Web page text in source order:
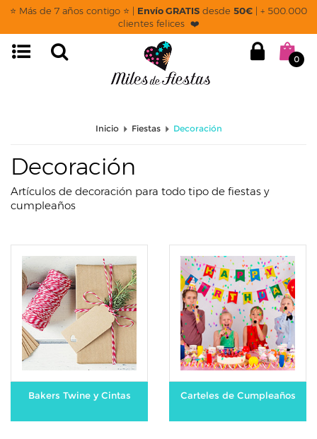
⭐ Más de 7 años contigo ⭐ | Envío GRATIS desde 50€ | + 500.000
clientes felices ❤️
0
page: categoria
Inicio Fiestas Decoración
Decoración
Artículos de decoración para todo tipo de fiestas y
cumpleaños
Bakers Twine y Cintas Carteles de Cumpleaños